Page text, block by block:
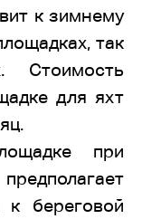
к зимнему
так
Стоимость
для яхт
при
к береговой